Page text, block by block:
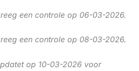
een controle op 06-03-2026.
een controle op 08-03-2026.
op 10-03-2026 voor